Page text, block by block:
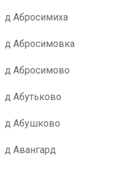
д Абросимиха
д Абросимовка
д Абросимово
д Абутьково
д Абушково
д Авангард